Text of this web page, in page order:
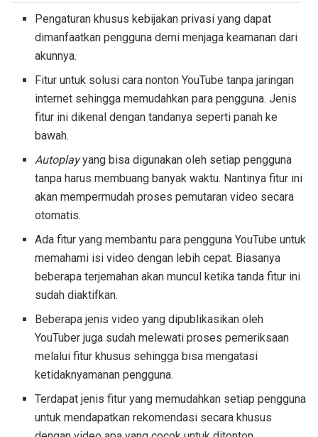
Pengaturan khusus kebijakan privasi yang dapat
dimanfaatkan pengguna demi menjaga keamanan dari
akunnya.
Fitur untuk solusi cara nonton YouTube tanpa jaringan
internet sehingga memudahkan para pengguna. Jenis
fitur ini dikenal dengan tandanya seperti panah ke
bawah.
Autoplayyang bisa digunakan oleh setiap pengguna
tanpa harus membuang banyak waktu. Nantinya fitur ini
akan mempermudah proses pemutaran video secara
otomatis.
Ada fitur yang membantu para pengguna YouTube untuk
memahami isi video dengan lebih cepat. Biasanya
beberapa terjemahan akan muncul ketika tanda fitur ini
sudah diaktifkan.
Beberapa jenis video yang dipublikasikan oleh
YouTuber juga sudah melewati proses pemeriksaan
melalui fitur khusus sehingga bisa mengatasi
ketidaknyamanan pengguna.
Terdapat jenis fitur yang memudahkan setiap pengguna
untuk mendapatkan rekomendasi secara khusus